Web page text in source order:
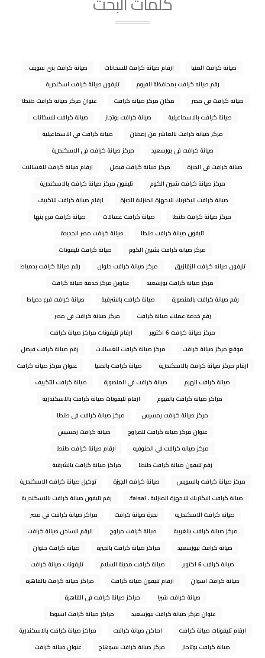
صيانة كرافت المنيا ارقام صيانة كرافت للسخانات
صيانة كرافت بني سويف
رقم صيانه كرافت بمحافظة الفيوم
تليفون صيانة كرافت اسكندرية
صيانه كرافت فى مصر
مكان مركز صيانة كرافت
عنوان مركز صيانة كرافت طنطا
صيانة كرافت بالاسماعيلية
صيانة كرافت بوتجاز
صيانة كرافت للسخانات
مركز صيانه كرافت بالعاشر من رمضان
صيانة كرافت في الاسماعيلية
صيانة كرافت فى بورسعيد
مركز صيانة كرافت فى الاسكندرية
صيانة كرافت فى الجيزة
مركز صيانة كرافت فيصل
ارقام صيانة كرافت للغسالات
مركز صيانة كرافت شبين الكوم
تليفون مركز صيانة كرافت بالاسكندرية
صيانة كرافت اليكتريك للاجهزة المنزلية الجيزة
ارقام صيانة كرافت للتكييف
مركز صيانة كرافت طنطا
صيانة كرافت غسالات
صيانة كرافت فرع بنها
تليفون صيانة كرافت طنطا
صيانة كرافت مصر الجديدة
مركز صيانة كرافت بشبين الكوم
صيانة كرافت تليفونات
تليفون صيانه كرافت الزقازيق
مركز صيانة كرافت حلوان
رقم صيانة كرافت بدمياط
مركز صيانة كرافت بورسعيد
عناوين مركز خدمة صيانة كرافت
رقم صيانة كرافت بالمنصورة
صيانة كرافت بالشرقية
صيانة كرافت فرع دمياط
رقم خدمة عملاء صيانة كرافت
مركز صيانة كرافت فى مصر
مركز صيانة كرافت 6 اكتوبر
ارقام تليفونات مراكز صيانة كرافت
موقع مركز صيانة كرافت
مركز صيانة كرافت للغسالات
رقم صيانة كرافت فيصل
ارقام مركز صيانة كرافت بالاسكندرية
صيانة كرافت بالمنيا
عنوان مركز صيانه كرافت
صيانة كرافت الهرم
صيانة كرافت في المنصورة
صيانة كرافت للتكييف
مراكز صيانة كرافت بالفيوم
ارقام تليفونات صيانة كرافت بالاسكندرية
مركز صيانة كرافت رمسيس
مركز صيانة كرافت فى طنطا
عنوان مركز صيانة كرافت للمراوح
صيانة كرافت رمسيس
مركز صيانه كرافت في المنوفيه
ارقام صيانة كرافت طنطا
رقم تليفون صيانة كرافت طنطا
مراكز صيانة كرافت بالشرقية
مركز صيانة كرافت بالسويس
صيانة كرافت الجيزة
توكيل صيانة كرافت الاسكندرية
صيانة كرافت اليكتريك للاجهزة المنزلية ، faisal،
رقم تليفون صيانة كرافت بالاسكندرية
صيانه كرافت الاسكندريه
نمرة صيانة كرافت
مراكز صيانة كرافت في مصر
مركز صيانة كرافت بالغربية
صيانة كرافت مراوح
الرقم الساخن صيانة كرافت
صيانة كرافت ببورسعيد
مراكز صيانة كرافت بالجيزة
صيانة كرافت حلوان
صيانة كرافت 6 اكتوبر
صيانة كرافت مدينة السلام
تليفونات صيانة كرافت
صيانة كرافت اسوان
ارقام تليفون صيانة كرافت
مراكز صيانة كرافت بالقاهرة
صيانة كرافت شبرا
مراكز صيانة كرافت فى القاهرة
عنوان مركز صيانة كرافت ببورسعيد
مراكز صيانة كرافت اسيوط
ارقام تليفونات صيانة كرافت
اماكن صيانة كرافت
مراكز صيانة كرافت بالاسكندرية
صيانة كرافت بوتاجاز
مركز صيانة كرافت بسوهاج
عنوان صيانه كرافت